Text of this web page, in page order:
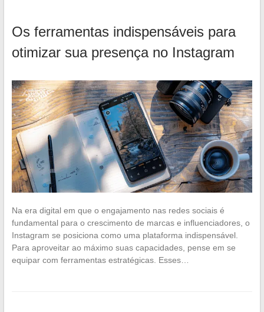
Os ferramentas indispensáveis para
otimizar sua presença no Instagram
Na era digital em que o engajamento nas redes sociais é
fundamental para o crescimento de marcas e influenciadores, o
Instagram se posiciona como uma plataforma indispensável.
Para aproveitar ao máximo suas capacidades, pense em se
equipar com ferramentas estratégicas. Esses…